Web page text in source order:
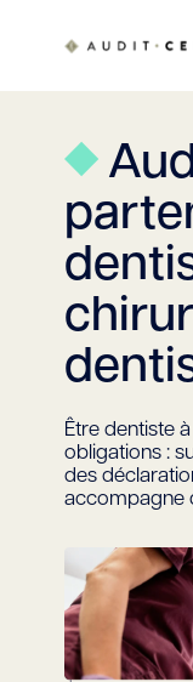
Être dentiste
obligations :
des
accompagne